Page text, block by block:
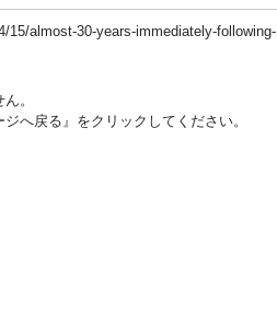
almost-30-years-immediately-following-
。
へ戻る』をクリックしてください。